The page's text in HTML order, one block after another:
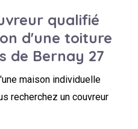
qualifié
d'une toiture
de Bernay 27
maison individuelle
recherchez un couvreur